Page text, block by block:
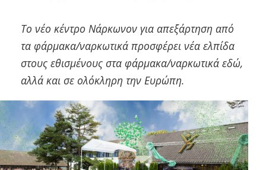
Ούγγρικα
Ιταλικά
日本語 (Ιαπωνικά)
Σερβομακεδονικά
Ολλανδία
Νορβηγικά
Πορτογαλικά
Το νέο κέντρο Νάρκωνον για απεξάρτηση από
τα φάρμακα/ναρκωτικά προσφέρει νέα ελπίδα
στους εθισμένους στα φάρμακα/ναρκωτικά εδώ,
αλλά και σε ολόκληρη την Ευρώπη.